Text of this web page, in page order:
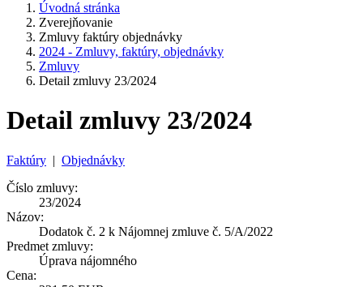
Úvodná stránka
Zverejňovanie
Zmluvy faktúry objednávky
2024 - Zmluvy, faktúry, objednávky
Zmluvy
Detail zmluvy 23/2024
Detail zmluvy 23/2024
Faktúry | Objednávky
Číslo zmluvy:
23/2024
Názov:
Dodatok č. 2 k Nájomnej zmluve č. 5/A/2022
Predmet zmluvy:
Úprava nájomného
Cena: